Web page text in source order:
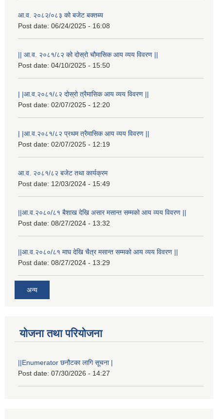
आ.व. २०८२/०८३ को बजेट बक्तब्य
Post date: 06/24/2025 - 16:08
|| आ.व. २०८१/८२ को दोस्रो चौमासिक आय व्यय विवरण ||
Post date: 04/10/2025 - 15:50
| |आ.व.२०८१/८२ दोस्रो त्रैमासिक आय व्यय विवरण ||
Post date: 02/07/2025 - 12:20
| |आ.व.२०८१/८२ प्रथम त्रैमासिक आय व्यय विवरण ||
Post date: 02/07/2025 - 12:19
आ.व. २०८१/८२ बजेट तथा कार्यक्रम
Post date: 12/03/2024 - 15:49
||आ.व.२०८०/८१ बैशाख देखि असार मसान्त सम्मको आय व्यय विवरण ||
Post date: 08/27/2024 - 13:32
||आ.व.२०८०/८१ माघ देखि चैत्र मसान्त सम्मको आय व्यय विवरण ||
Post date: 08/27/2024 - 13:29
अन्य
योजना तथा परियोजना
||Enumerator छनौटका लागि सूचना |
Post date: 07/30/2026 - 14:27